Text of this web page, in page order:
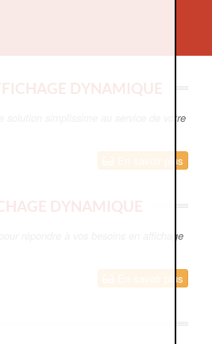
DYNAMIQUE
solution simplissime au service de votre
En savoir plus
DYNAMIQUE
répondre à vos besoins en affichage
En savoir plus